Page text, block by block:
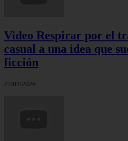
Video Respirar por el
casual a una idea que
ficción
27/02/2026